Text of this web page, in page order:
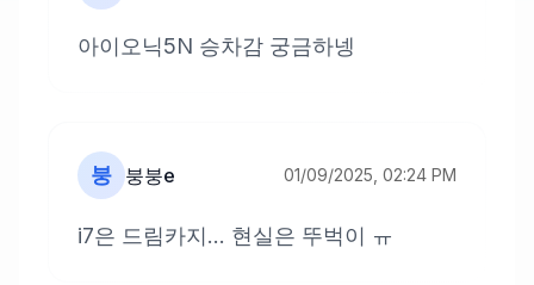
아이오닉5N 승차감 궁금하넹
붕 붕붕e 01/09/2025, 02:24 PM
i7은 드림카지... 현실은 뚜벅이 ㅠ